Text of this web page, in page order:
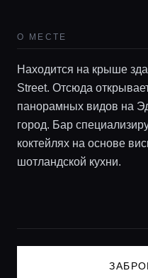
Lifestyle
О МЕСТЕ
Находится на крыше
Street. Отсюда
панорамных видов на
город. Бар
коктейлях на основе
шотландской кухни.